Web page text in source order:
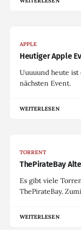
APPLE
Heutiger Apple
Uuuuund heute ist
nächsten Event.
WEITERLESEN
TORRENT
ThePirateBay
Es gibt viele
ThePirateBay.
WEITERLESEN